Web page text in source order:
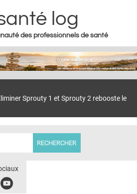
to navigation
log
des professionnels de santé
À DOMICILESprouty 1 et Sprouty 2 rebooste le
Youbute